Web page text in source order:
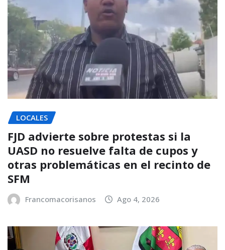
LOCALES
FJD advierte sobre protestas si la
UASD no resuelve falta de cupos y
otras problemáticas en el recinto de
SFM
Francomacorisanos Ago 4, 2026